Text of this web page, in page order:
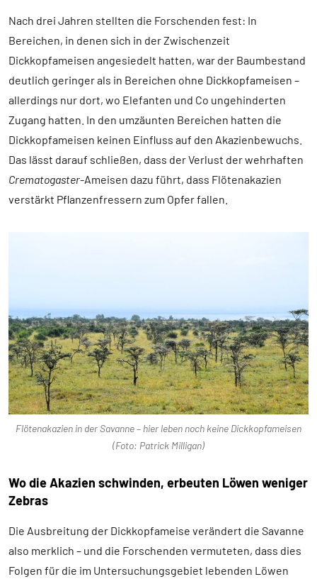
Nach drei Jahren stellten die Forschenden fest: In
Bereichen, in denen sich in der Zwischenzeit
Dickkopfameisen angesiedelt hatten, war der Baumbestand
deutlich geringer als in Bereichen ohne Dickkopfameisen –
allerdings nur dort, wo Elefanten und Co ungehinderten
Zugang hatten. In den umzäunten Bereichen hatten die
Dickkopfameisen keinen Einfluss auf den Akazienbewuchs.
Das lässt darauf schließen, dass der Verlust der wehrhaften
Crematogaster-Ameisen dazu führt, dass Flötenakazien
verstärkt Pflanzenfressern zum Opfer fallen.
Flötenakazien in der Savanne – hier leben noch keine Dickkopfameisen
(Foto: Patrick Milligan)
Wo die Akazien schwinden, erbeuten Löwen weniger
Zebras
Die Ausbreitung der Dickkopfameise verändert die Savanne
also merklich – und die Forschenden vermuteten, dass dies
Folgen für die im Untersuchungsgebiet lebenden Löwen